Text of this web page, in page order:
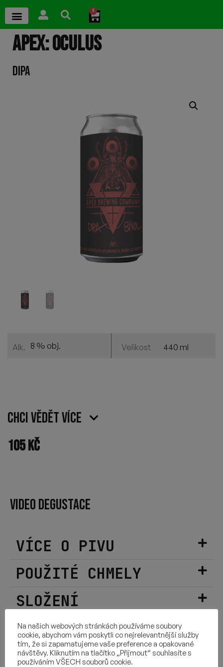
0
APEX: OCULUS
DIPA
Alk. 8 % obj. Velikost 440 ml
Chci vědět více
105Kč
VÍCE O PIVU
POUŽITÉ CHMELY
SLOŽENÍ
DALŠÍ INFORMACE
VIDEO DEGUSTACE
Na našich webových stránkách používáme soubory
cookie, abychom vám poskytli co nejrelevantnější služby
tím, že si zapamatujeme vaše preference a opakované
návštěvy. Kliknutím na tlačítko „Přijmout“ souhlasíte s
používáním VŠECH souborů cookie.